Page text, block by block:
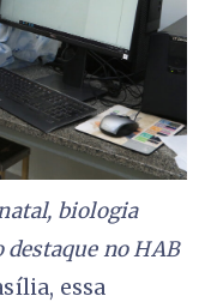
biologia
no HAB
essa